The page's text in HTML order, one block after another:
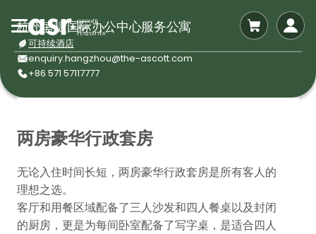
杭州盛捷国际办公中心服务公寓
可持续酒店
enquiry.hangzhou@the-ascott.com
+86 571 57117777
两房豪华行政套房
无论入住时间长短，两房豪华行政套房是所有客人的
理想之选。
客厅和用餐区域配备了三人沙发和四人餐桌以及封闭
的厨房，更是为每间卧室配备了写字桌，是适合四人